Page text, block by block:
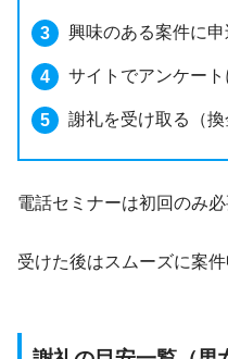
興味のある案件に申
サイトでアンケー
謝礼を受け取る（換
電話セミナーは初回のみ必
受けた後はスムーズに案件